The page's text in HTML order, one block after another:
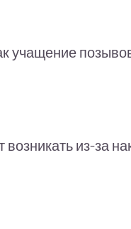
учащение
из-за